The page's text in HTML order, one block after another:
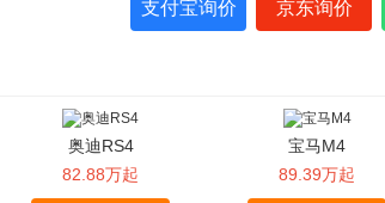
支付宝询价 京东询价
奥迪RS4
82.88万起
宝马M4
89.39万起